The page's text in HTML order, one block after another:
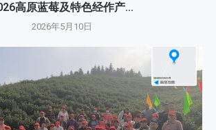
高原蓝莓及特色经作产...
2026年5月10日